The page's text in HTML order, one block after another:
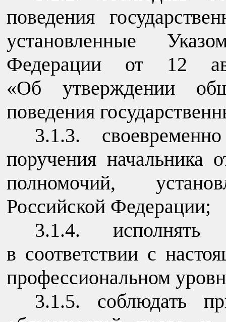
поведения
установленные
Федерации от 12
«Об утверждении
поведения
3.1.3.
поручения начальника
полномочий,
Российской Федерации;
3.1.4. исполнять
в соответствии с
профессиональном
3.1.5. соблюдать